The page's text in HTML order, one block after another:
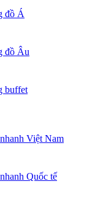
đồ Á
đồ Âu
buffet
Việt Nam
Quốc tế